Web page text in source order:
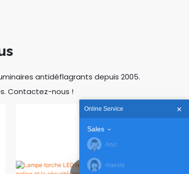
antidéflagrants depuis 2005.
Contactez-nous !
Online Service
Sales
Anic
maesie